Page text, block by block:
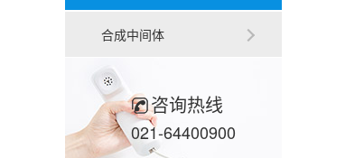
合成中间体
咨询热线
021-64400900